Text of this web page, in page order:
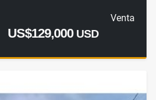
Venta
US$129,000 USD